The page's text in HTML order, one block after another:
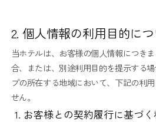
2. 個人情報の利用目的に
当ホテルは、お客様の個人情報につき
合、または、別途利用目的を提示する
プの所在する地域において、下記の利
せん。
お客様との契約履行に基づ